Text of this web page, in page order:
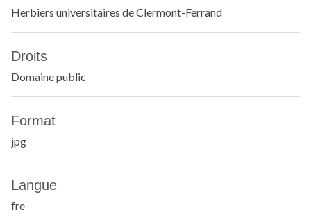
Herbiers universitaires de Clermont-Ferrand
Droits
Domaine public
Format
jpg
Langue
fre